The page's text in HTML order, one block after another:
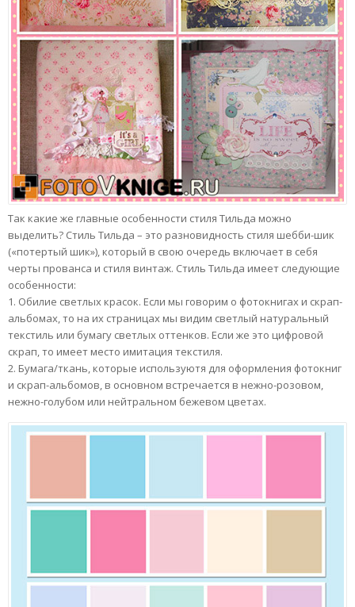
Так какие же главные особенности стиля Тильда можно
выделить? Стиль Тильда – это разновидность стиля шебби-шик
(«потертый шик»), который в свою очередь включает в себя
черты прованса и стиля винтаж. Стиль Тильда имеет следующие
особенности:
1. Обилие светлых красок. Если мы говорим о фотокнигах и скрап-
альбомах, то на их страницах мы видим светлый натуральный
текстиль или бумагу светлых оттенков. Если же это цифровой
скрап, то имеет место имитация текстиля.
2. Бумага/ткань, которые используютя для оформления фотокниг
и скрап-альбомов, в основном встречается в нежно-розовом,
нежно-голубом или нейтральном бежевом цветах.